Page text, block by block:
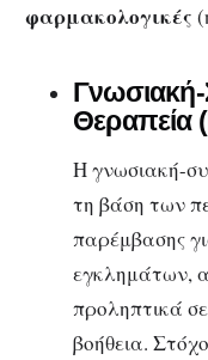
φαρμακολογικές
Θεραπεία
Η γνωσιακή-
τη βάση των
παρέμβασης
εγκλημάτων,
προληπτικά
βοήθεια.